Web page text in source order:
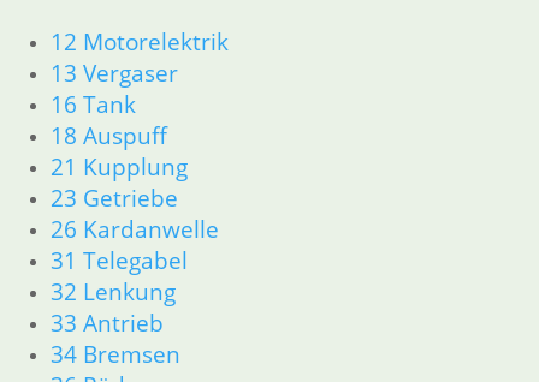
12 Motorelektrik
13 Vergaser
16 Tank
18 Auspuff
21 Kupplung
23 Getriebe
26 Kardanwelle
31 Telegabel
32 Lenkung
33 Antrieb
34 Bremsen
16 Tank
18 Auspuff
21 Kupplung
23 Getriebe
26 Kardanwelle
31 Telegabel
32 Lenkung
33 Antrieb
34 Bremsen
36 Räder
46 Rahmen & Verkleidung
51 Spiegel & Schlösser
52 Sitzbank